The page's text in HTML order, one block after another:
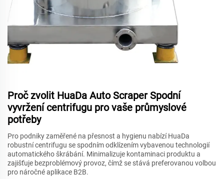
Proč zvolit HuaDa Auto Scraper Spodní
vyvržení centrifugu pro vaše průmyslové
potřeby
Pro podniky zaměřené na přesnost a hygienu nabízí HuaDa
robustní centrifugu se spodním odklízením vybavenou technologií
automatického škrábání. Minimalizuje kontaminaci produktu a
zajišťuje bezproblémový provoz, čímž se stává preferovanou volbou
pro náročné aplikace B2B.